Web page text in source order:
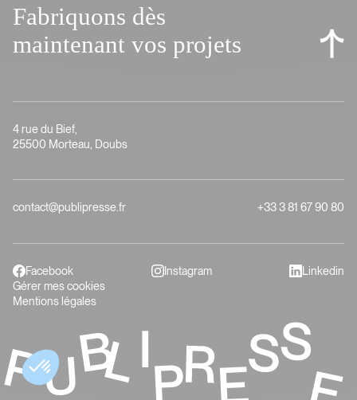
Fabriquons dès
maintenant vos projets
Fabriquons dès
maintenant vos projets
4 rue du Bief,
25500 Morteau, Doubs
contact@publipresse.fr +33 3 81 67 90 80
Facebook Instagram
Linkedin
Gérer mes cookies
Mentions légales